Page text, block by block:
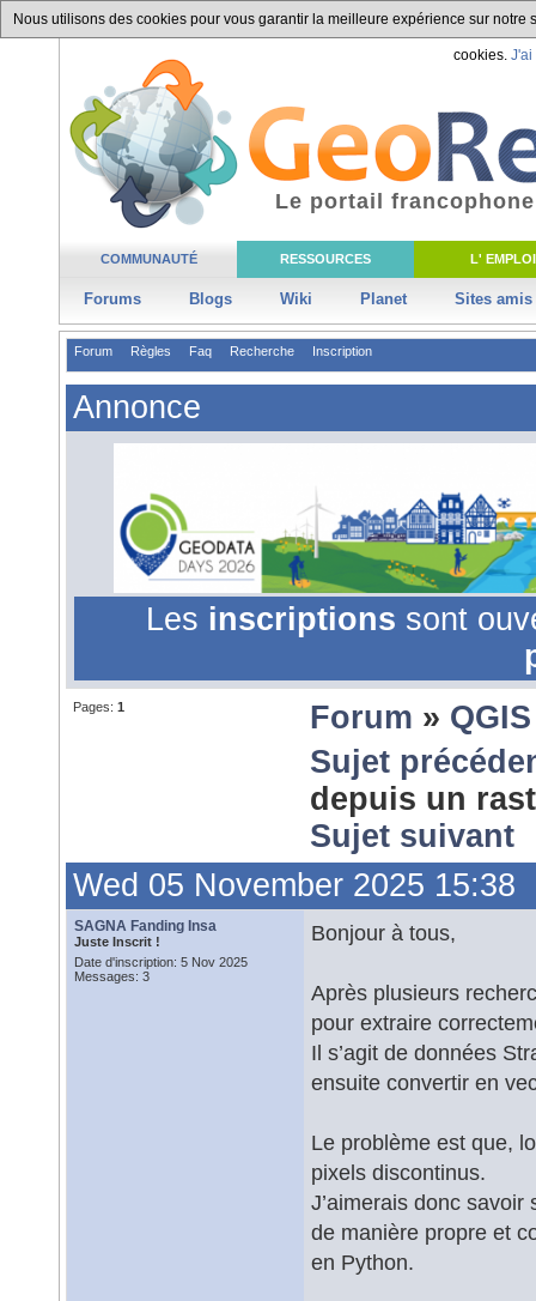
Nous utilisons des cookies pour vous garantir la meilleure expérience sur
cookies. J'ai
COMMUNAUTÉ RESSOURCES L' EMPLOI
Forums Blogs Wiki Planet Sites amis
Le portail
Forum Règles Faq Recherche Inscription
Annonce
Les inscriptions sont
Pages: 1 Forum » QGIS
Sujet
depuis un
Sujet suivant
Wed 05 November 2025 15:38
SAGNA Fanding Insa
Juste Inscrit !
Date d'inscription: 5 Nov 2025
Messages: 3
Bonjour à tous,
Après plusieurs
pour extraire
Il s’agit de données
ensuite convertir en
Le problème est que,
pixels discontinus.
J’aimerais donc
de manière propre et
en Python.